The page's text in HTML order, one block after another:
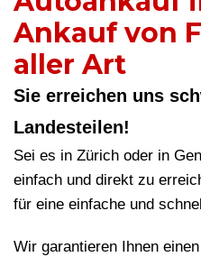
Ankauf von
aller Art
Sie erreichen uns
Landesteilen!
Sei es in Zürich oder in
einfach und direkt zu
für eine einfache und
Wir garantieren Ihnen